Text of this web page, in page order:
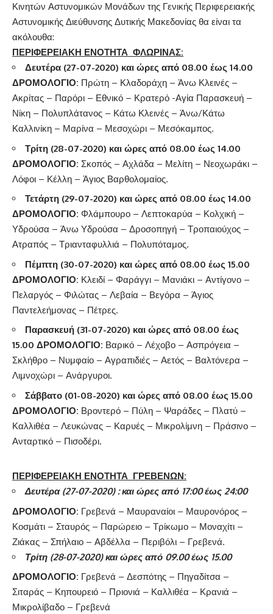
Κινητών Αστυνομικών Μονάδων της Γενικής Περιφερειακής
Αστυνομικής Διεύθυνσης Δυτικής Μακεδονίας θα είναι τα
ακόλουθα:
ΠΕΡΙΦΕΡΕΙΑΚΗ ΕΝΟΤΗΤΑ ΦΛΩΡΙΝΑΣ:
Δευτέρα (27-07-2020) και ώρες από 08.00 έως 14.00
ΔΡΟΜΟΛΟΓΙΟ: Πρώτη – Κλαδοράχη – Άνω Κλεινές –
Ακρίτας – Παρόρι – Εθνικό – Κρατερό -Αγία Παρασκευή –
Νίκη – Πολυπλάτανος – Κάτω Κλεινές – Άνω/Κάτω
Καλλινίκη – Μαρίνα – Μεσοχώρι – Μεσόκαμπος.
Τρίτη (28-07-2020) και ώρες από 08.00 έως 14.00
ΔΡΟΜΟΛΟΓΙΟ: Σκοπός – Αχλάδα – Μελίτη – Νεοχωράκι –
Λόφοι – Κέλλη – Άγιος Βαρθολομαίος.
Τετάρτη (29-07-2020) και ώρες από 08.00 έως 14.00
ΔΡΟΜΟΛΟΓΙΟ: Φλάμπουρο – Λεπτοκαρύα – Κολχική –
Υδρούσα – Άνω Υδρούσα – Δροσοπηγή – Τροπαιούχος –
Ατραπός – Τριανταφυλλιά – Πολυπόταμος.
Πέμπτη (30-07-2020) και ώρες από 08.00 έως 15.00
ΔΡΟΜΟΛΟΓΙΟ: Κλειδί – Φαράγγι – Μανιάκι – Αντίγονο –
Πελαργός – Φιλώτας – Λεβαία – Βεγόρα – Άγιος
Παντελεήμονας – Πέτρες.
Παρασκευή (31-07-2020) και ώρες από 08.00 έως
15.00 ΔΡΟΜΟΛΟΓΙΟ: Βαρικό – Λέχοβο – Ασπρόγεια –
Σκλήθρο – Νυμφαίο – Αγραπιδιές – Αετός – Βαλτόνερα –
Λιμνοχώρι – Ανάργυροι.
Σάββατο (01-08-2020) και ώρες από 08.00 έως 15.00
ΔΡΟΜΟΛΟΓΙΟ: Βροντερό – Πύλη – Ψαράδες – Πλατύ –
Καλλιθέα – Λευκώνας – Καρυές – Μικρολίμνη – Πράσινο –
Ανταρτικό – Πισοδέρι.
ΠΕΡΙΦΕΡΕΙΑΚΗ ΕΝΟΤΗΤΑ ΓΡΕΒΕΝΩΝ:
Δευτέρα (27-07-2020) : και ώρες από 17:00 έως 24:00
ΔΡΟΜΟΛΟΓΙΟ: Γρεβενά – Μαυραναίοι – Μαυρονόρος –
Κοσμάτι – Σταυρός – Παρώρειο – Τρίκωμο – Μοναχίτι –
Ζιάκας – Σπήλαιο – Αβδέλλα – Περιβόλι – Γρεβενά.
Τρίτη (28-07-2020) και ώρες από 09.00 έως 15.00
ΔΡΟΜΟΛΟΓΙΟ: Γρεβενά – Δεσπότης – Πηγαδίτσα –
Σιταράς – Κηπουρειό – Πριονιά – Καλλιθέα – Κρανιά –
Μικρολίβαδο – Γρεβενά